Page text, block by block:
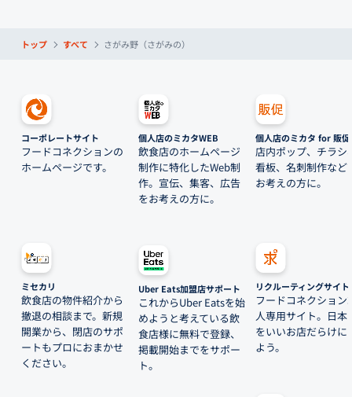
トップ すべて さがみ野（さがみの）
コーポレートサイト
フードコネクションの
ホームページです。
ミセカリ
飲食店の物件紹介から
撤退の相談まで。新規
開業から、閉店のサポ
ートもプロにおまかせ
ください。
個人店のミカタWEB
飲食店のホームページ
制作に特化したWeb制
作。宣伝、集客、広告
をお考えの方に。
Uber Eats加盟店サポート
これからUber Eatsを始
めようと考えている飲
食店様に無料で登録、
掲載開始までをサポー
ト。
個人店のミカタ for 販促
店内ポップ、チラシ
看板、名刺制作など
お考えの方に。
リクルーティングサイト
フードコネクション
人専用サイト。日本
をいいお店だらけに
よう。